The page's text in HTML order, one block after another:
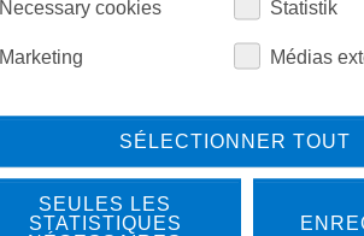
LEARN MORE ABOUT
OUR REFERENCES
Necessary cookies Statistik
Marketing Médias
SÉLECTIONNER TOUT
SEULES LES
STATISTIQUES